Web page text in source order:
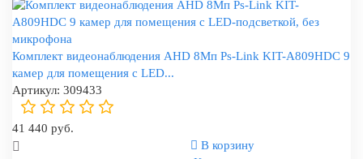
Комплект видеонаблюдения AHD 8Мп Ps-Link KIT-A809HDC 9
камер для помещения с LED...
Артикул: 309433
41 440 руб.
В корзину